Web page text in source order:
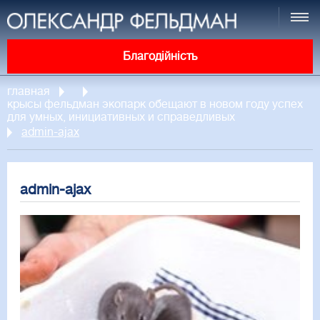
Благодійність
главная
крысы фельдман экопарк обещают в новом году успех
для умных, инициативных и справедливых
admin-ajax
admin-ajax